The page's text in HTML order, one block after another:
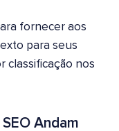
fornecer aos
para seus
classificação nos
Andam